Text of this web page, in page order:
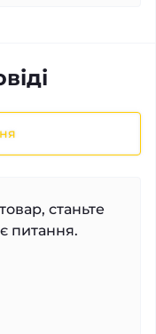
станьте
питання.